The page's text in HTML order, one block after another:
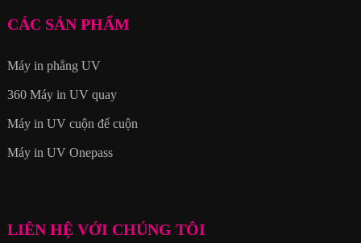
CÁC SẢN PHẨM
Máy in phẳng UV
360 Máy in UV quay
Máy in UV cuộn để cuộn
Máy in UV Onepass
LIÊN HỆ VỚI CHÚNG TÔI